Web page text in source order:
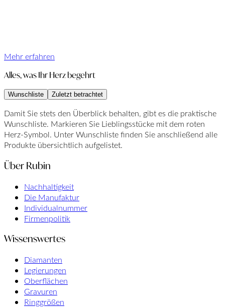
Mehr erfahren
Alles, was Ihr Herz begehrt
Wunschliste Zuletzt betrachtet
Damit Sie stets den Überblick behalten, gibt es die praktische
Wunschliste. Markieren Sie Lieblingsstücke mit dem roten
Herz-Symbol. Unter Wunschliste finden Sie anschließend alle
Produkte übersichtlich aufgelistet.
Über Rubin
Nachhaltigkeit
Die Manufaktur
Individualnummer
Firmenpolitik
Wissenswertes
Diamanten
Legierungen
Oberflächen
Gravuren
Ringgrößen